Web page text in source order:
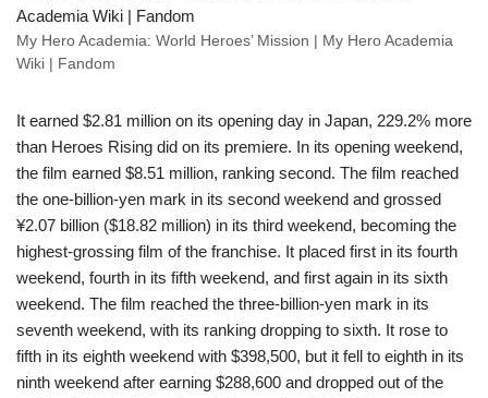
My Hero Academia: World Heroes’ Mission | My Hero Academia
Wiki | Fandom
It earned $2.81 million on its opening day in Japan, 229.2% more
than Heroes Rising did on its premiere. In its opening weekend,
the film earned $8.51 million, ranking second. The film reached
the one-billion-yen mark in its second weekend and grossed
¥2.07 billion ($18.82 million) in its third weekend, becoming the
highest-grossing film of the franchise. It placed first in its fourth
weekend, fourth in its fifth weekend, and first again in its sixth
weekend. The film reached the three-billion-yen mark in its
seventh weekend, with its ranking dropping to sixth. It rose to
fifth in its eighth weekend with $398,500, but it fell to eighth in its
ninth weekend after earning $288,600 and dropped out of the